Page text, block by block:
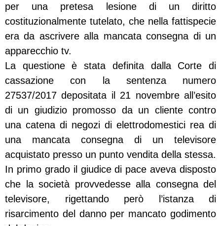
per una pretesa lesione di un diritto
costituzionalmente tutelato, che nella fattispecie
era da ascrivere alla mancata consegna di un
apparecchio tv.
La questione è stata definita dalla Corte di
cassazione con la sentenza numero
27537/2017 depositata il 21 novembre all’esito
di un giudizio promosso da un cliente contro
una catena di negozi di elettrodomestici rea di
una mancata consegna di un televisore
acquistato presso un punto vendita della stessa.
In primo grado il giudice di pace aveva disposto
che la società provvedesse alla consegna del
televisore, rigettando però l’istanza di
risarcimento del danno per mancato godimento